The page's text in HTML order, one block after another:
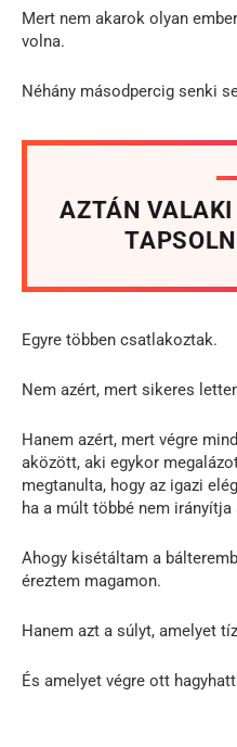
Mert nem akarok olyan
volna.
Néhány másodpercig senki
AZTÁN
Egyre többen csatlakoztak.
Nem azért, mert sikeres
Hanem azért, mert végre
aközött, aki egykor
megtanulta, hogy az igazi
ha a múlt többé nem irányítja
Ahogy kisétáltam a
éreztem magamon.
Hanem azt a súlyt, amelyet
És amelyet végre ott